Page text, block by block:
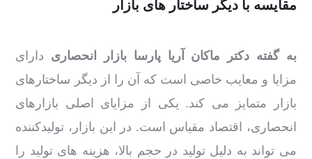
مقایسه با دیگر ساختار های بازار
به گفته دکتر ماکان آریا پارسا بازار انحصاری دارای
مزایا و معایب خاصی است که آن را از دیگر ساختارهای
بازار متمایز می کند. یکی از مزایای اصلی بازارهای
انحصاری، اقتصاد مقیاس است. در این بازار، تولیدکننده
می تواند به دلیل تولید در حجم بالا، هزینه های تولید را